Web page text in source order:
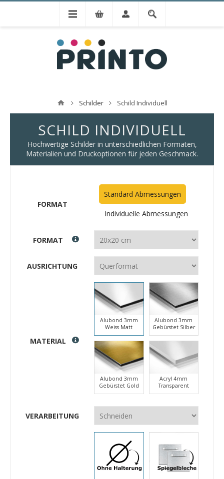
Schilder Schild Individuell
SCHILD INDIVIDUELL
Hochwertige Schilder in unterschiedlichen Formaten,
Materialien und Druckoptionen für jeden Geschmack.
FORMAT
Standard Abmessungen
Individuelle Abmessungen
FORMAT
AUSRICHTUNG
MATERIAL
Alubond 3mm
Weiss Matt
Alubond 3mm
Gebürstet Silber
Alubond 3mm
Gebürstet Gold
Acryl 4mm
Transparent
VERARBEITUNG